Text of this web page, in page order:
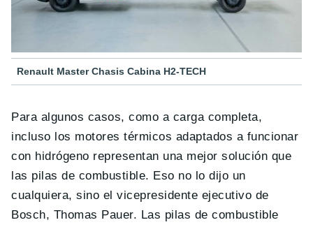
Renault Master Chasis Cabina H2-TECH
Para algunos casos, como a carga completa,
incluso los motores térmicos adaptados a funcionar
con hidrógeno representan una mejor solución que
las pilas de combustible. Eso no lo dijo un
cualquiera, sino el vicepresidente ejecutivo de
Bosch, Thomas Pauer. Las pilas de combustible